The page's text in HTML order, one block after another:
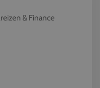
& Finance